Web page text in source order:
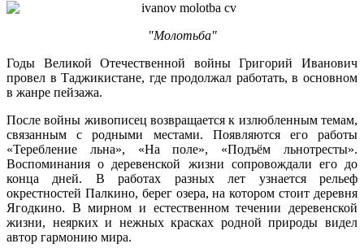
"Молотьба"
Годы Великой Отечественной войны Григорий Иванович
провел в Таджикистане, где продолжал работать, в основном
в жанре пейзажа.
После войны живописец возвращается к излюбленным темам,
связанным с родными местами. Появляются его работы
«Теребление льна», «На поле», «Подъём льнотресты».
Воспоминания о деревенской жизни сопровождали его до
конца дней. В работах разных лет узнается рельеф
окрестностей Палкино, берег озера, на котором стоит деревня
Ягодкино. В мирном и естественном течении деревенской
жизни, неярких и нежных красках родной природы видел
автор гармонию мира.